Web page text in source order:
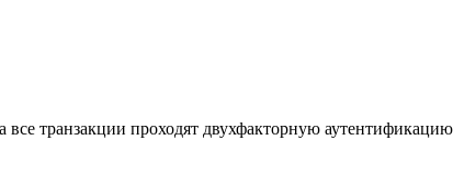
транзакции проходят двухфакторную